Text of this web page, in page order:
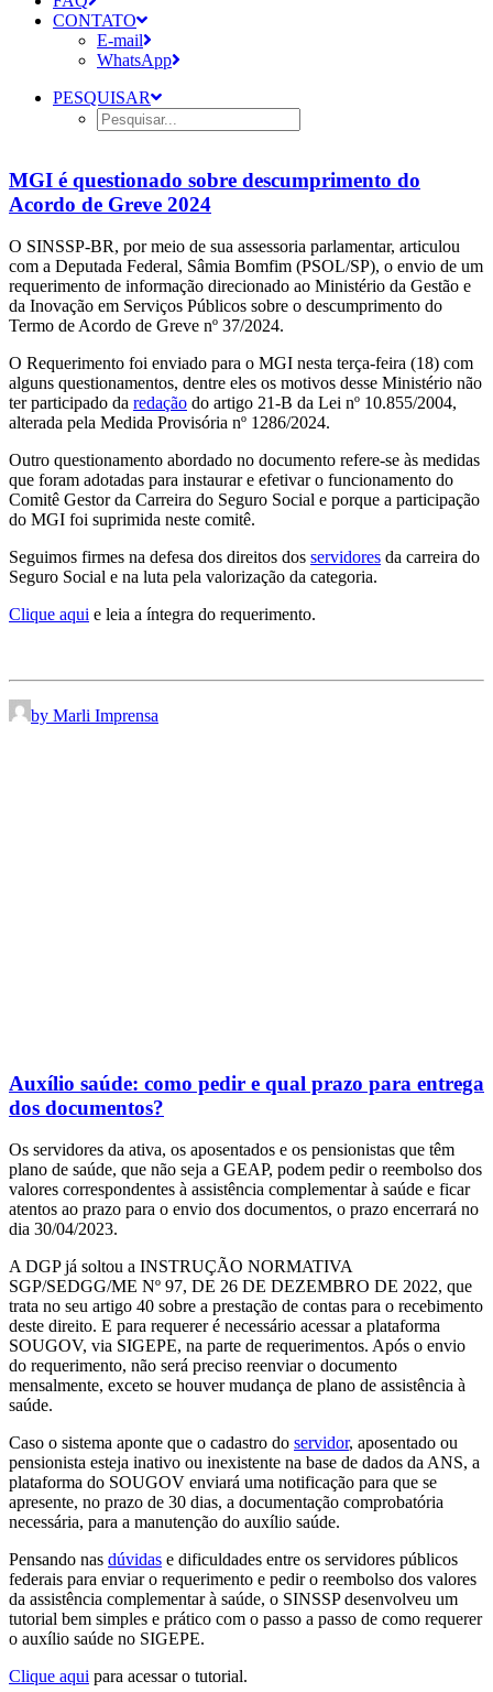
CONTATO
E-mail
WhatsApp
PESQUISAR
MGI é questionado sobre descumprimento do
Acordo de Greve 2024
O SINSSP-BR, por meio de sua assessoria parlamentar, articulou
com a Deputada Federal, Sâmia Bomfim (PSOL/SP), o envio de um
requerimento de informação direcionado ao Ministério da Gestão e
da Inovação em Serviços Públicos sobre o descumprimento do
Termo de Acordo de Greve nº 37/2024.
O Requerimento foi enviado para o MGI nesta terça-feira (18) com
alguns questionamentos, dentre eles os motivos desse Ministério não
ter participado da redação do artigo 21-B da Lei nº 10.855/2004,
alterada pela Medida Provisória nº 1286/2024.
Outro questionamento abordado no documento refere-se às medidas
que foram adotadas para instaurar e efetivar o funcionamento do
Comitê Gestor da Carreira do Seguro Social e porque a participação
do MGI foi suprimida neste comitê.
Seguimos firmes na defesa dos direitos dos servidores da carreira do
Seguro Social e na luta pela valorização da categoria.
Clique aqui e leia a íntegra do requerimento.
by Marli Imprensa
Auxílio saúde: como pedir e qual prazo para entrega
dos documentos?
Os servidores da ativa, os aposentados e os pensionistas que têm
plano de saúde, que não seja a GEAP, podem pedir o reembolso dos
valores correspondentes à assistência complementar à saúde e ficar
atentos ao prazo para o envio dos documentos, o prazo encerrará no
dia 30/04/2023.
A DGP já soltou a INSTRUÇÃO NORMATIVA
SGP/SEDGG/ME Nº 97, DE 26 DE DEZEMBRO DE 2022, que
trata no seu artigo 40 sobre a prestação de contas para o recebimento
deste direito. E para requerer é necessário acessar a plataforma
SOUGOV, via SIGEPE, na parte de requerimentos. Após o envio
do requerimento, não será preciso reenviar o documento
mensalmente, exceto se houver mudança de plano de assistência à
saúde.
Caso o sistema aponte que o cadastro do servidor, aposentado ou
pensionista esteja inativo ou inexistente na base de dados da ANS, a
plataforma do SOUGOV enviará uma notificação para que se
apresente, no prazo de 30 dias, a documentação comprobatória
necessária, para a manutenção do auxílio saúde.
Pensando nas dúvidas e dificuldades entre os servidores públicos
federais para enviar o requerimento e pedir o reembolso dos valores
da assistência complementar à saúde, o SINSSP desenvolveu um
tutorial bem simples e prático com o passo a passo de como requerer
o auxílio saúde no SIGEPE.
Clique aqui para acessar o tutorial.